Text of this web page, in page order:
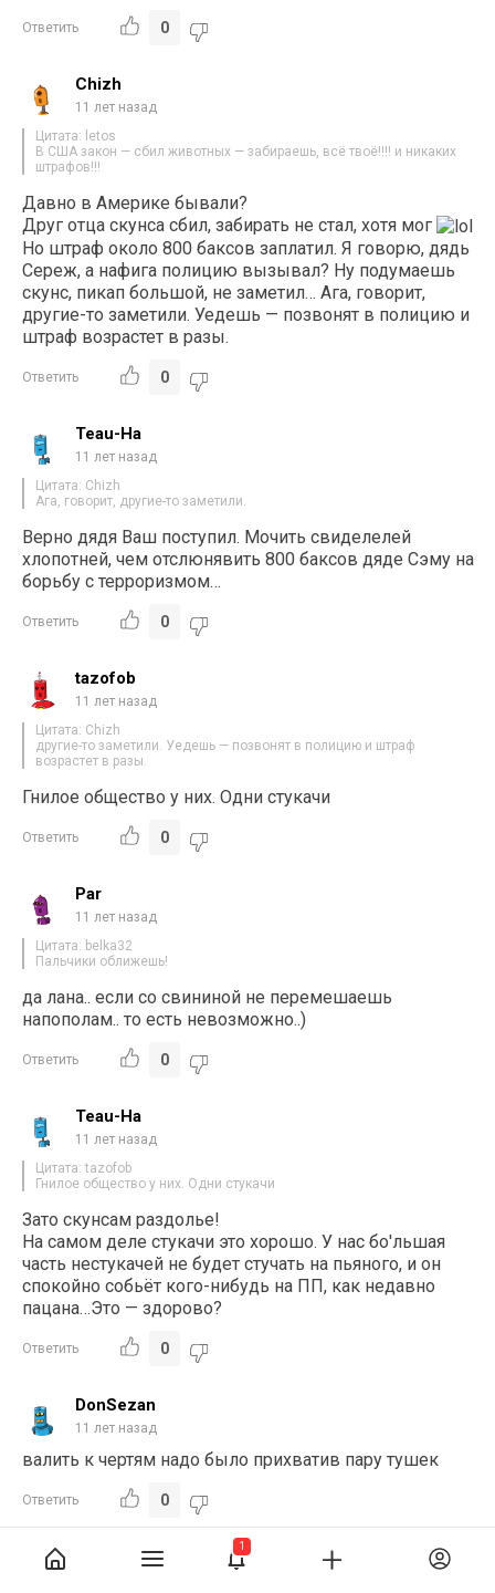
Ответить 0
Chizh
11 лет назад
Цитата: letos
В США закон — сбил животных — забираешь, всё твоё!!!! и никаких
штрафов!!!
Давно в Америке бывали?
Друг отца скунса сбил, забирать не стал, хотя мог
Но штраф около 800 баксов заплатил. Я говорю, дядь
Сереж, а нафига полицию вызывал? Ну подумаешь
скунс, пикап большой, не заметил… Ага, говорит,
другие-то заметили. Уедешь — позвонят в полицию и
штраф возрастет в разы.
Ответить 0
Teau-Ha
11 лет назад
Цитата: Chizh
Ага, говорит, другие-то заметили.
Верно дядя Ваш поступил. Мочить свиделелей
хлопотней, чем отслюнявить 800 баксов дяде Сэму на
борьбу с терроризмом…
Ответить 0
tazofob
11 лет назад
Цитата: Chizh
другие-то заметили. Уедешь — позвонят в полицию и штраф
возрастет в разы.
Гнилое общество у них. Одни стукачи
Ответить 0
Par
11 лет назад
Цитата: belka32
Пальчики оближешь!
да лана.. если со свининой не перемешаешь
напополам.. то есть невозможно..)
Ответить 0
Teau-Ha
11 лет назад
Цитата: tazofob
Гнилое общество у них. Одни стукачи
Зато скунсам раздолье!
На самом деле стукачи это хорошо. У нас бо'льшая
часть нестукачей не будет стучать на пьяного, и он
спокойно собьёт кого-нибудь на ПП, как недавно
пацана…Это — здорово?
Ответить 0
DonSezan
11 лет назад
валить к чертям надо было прихватив пару тушек
Ответить 0
Teau-Ha
1